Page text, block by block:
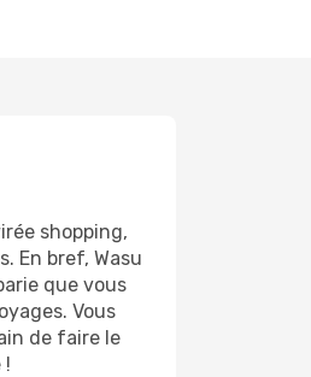
shopping,
En bref, Wasu
que vous
Vous
de faire le
!